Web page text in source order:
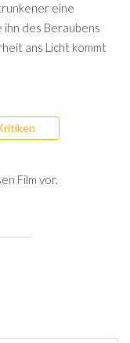
eine
ihn des Beraubens
ans Licht kommt
Film vor.